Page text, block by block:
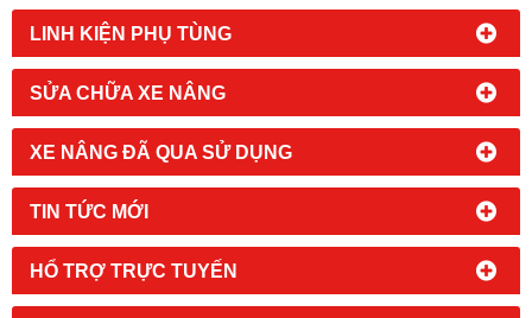
LINH KIỆN PHỤ TÙNG
SỬA CHỮA XE NÂNG
XE NÂNG ĐÃ QUA SỬ DỤNG
TIN TỨC MỚI
HỔ TRỢ TRỰC TUYẾN